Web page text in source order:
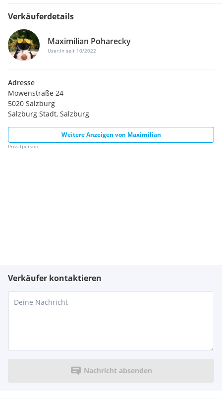
Verkäuferdetails
Maximilian Poharecky
User:in seit 10/2022
Adresse
Möwenstraße 24
5020 Salzburg
Salzburg Stadt, Salzburg
Weitere Anzeigen von Maximilian
Privatperson
Verkäufer kontaktieren
Nachricht absenden